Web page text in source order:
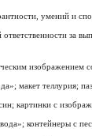
умений и
за
изображением
макет теллурия;
картинки с
контейнеры с